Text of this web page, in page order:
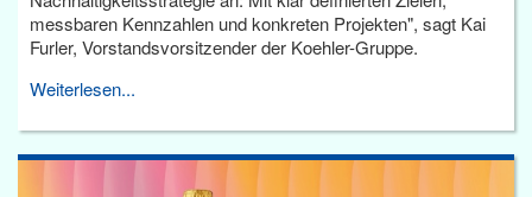
messbaren Kennzahlen und konkreten Projekten", sagt Kai
Furler, Vorstandsvorsitzender der Koehler-Gruppe.
Weiterlesen...